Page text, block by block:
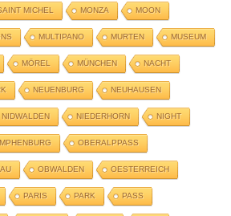
MICHEL MONZA MOON
MULTIPANO MURTEN MUSEUM
MÖREL MÜNCHEN NACHT
NEUENBURG NEUHAUSEN
NIDWALDEN NIEDERHORN NIGHT
OBERALPPASS
OBWALDEN OESTERREICH
PARIS PARK PASS